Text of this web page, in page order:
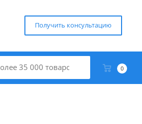
Получить консультацию
0